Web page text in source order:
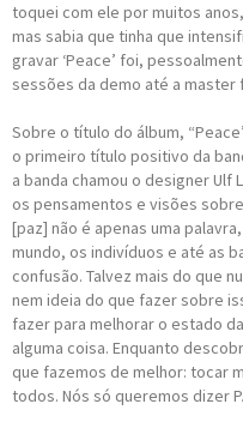
toquei com ele por muitos
mas sabia que tinha que
gravar ‘Peace’ foi,
sessões da demo até a master
Sobre o título do álbum,
o primeiro título positivo da
a banda chamou o designer Ulf
os pensamentos e visões
[paz] não é apenas uma
mundo, os indivíduos e até as
confusão. Talvez mais do que
nem ideia do que fazer sobre
fazer para melhorar o estado
alguma coisa. Enquanto
que fazemos de melhor: tocar
todos. Nós só queremos dizer